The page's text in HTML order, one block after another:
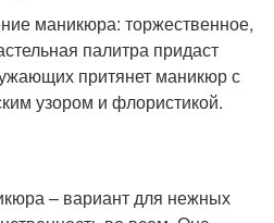
маникюра: торжественное,
палитра придаст
притянет маникюр с
узором и флористикой.
– вариант для нежных